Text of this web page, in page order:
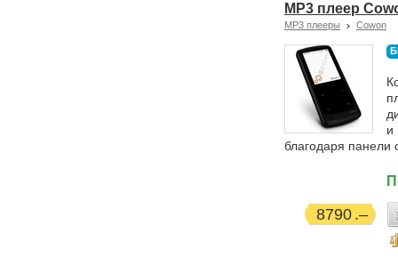
MP3 плеер
MP3 плееры Cowon
и
благодаря панели
8790